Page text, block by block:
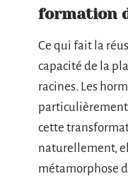
formation
Ce qui fait la
capacité de la
racines. Les
particulièrement
cette
naturellement,
métamorphose